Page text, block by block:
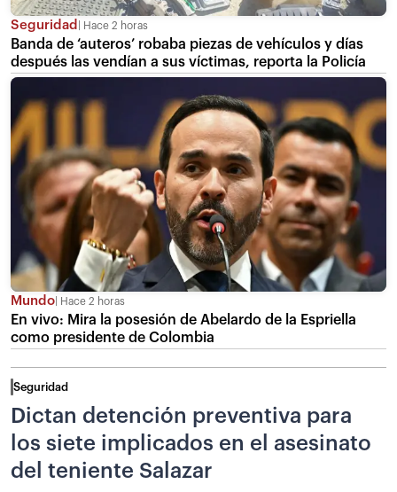
Seguridad Hace 2 horas
Banda de ‘auteros’ robaba piezas de vehículos y días
después las vendían a sus víctimas, reporta la Policía
Mundo Hace 2 horas
En vivo: Mira la posesión de Abelardo de la Espriella
como presidente de Colombia
Seguridad
Dictan detención preventiva para
los siete implicados en el asesinato
del teniente Salazar